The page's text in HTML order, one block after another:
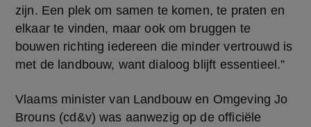
zijn. Een plek om samen te komen, te praten en
elkaar te vinden, maar ook om bruggen te
bouwen richting iedereen die minder vertrouwd is
met de landbouw, want dialoog blijft essentieel.”
Vlaams minister van Landbouw en Omgeving Jo
Brouns (cd&v) was aanwezig op de officiële